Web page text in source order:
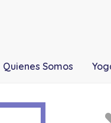
Quienes Somos